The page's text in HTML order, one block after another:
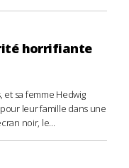
horrifiante
et sa femme Hedwig
leur famille dans une
noir, le...